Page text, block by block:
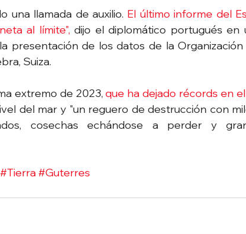
una llamada de auxilio. El último informe del
al límite", dijo el diplomático portugués en
presentación de los datos de la
Suiza.
extremo de 2023, que ha dejado récords en
del mar y "un reguero de destrucción con
cosechas echándose a perder y
#Tierra#Guterres